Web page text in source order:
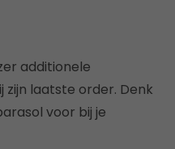
additionele
laatste order. Denk
voor bij je